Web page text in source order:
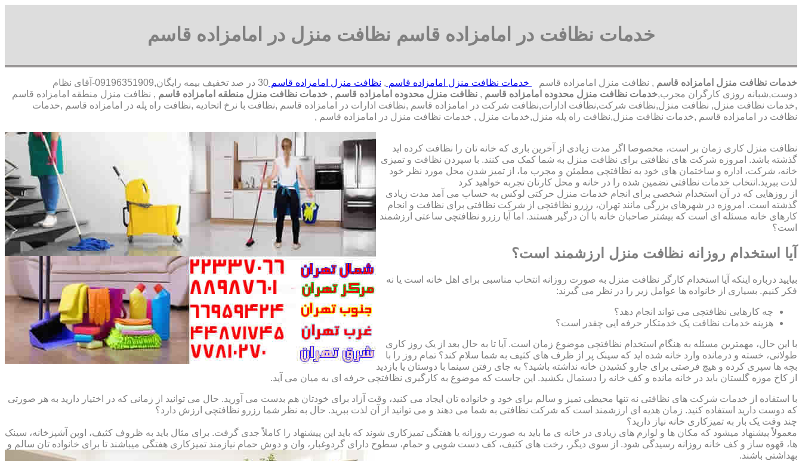
خدمات نظافت در امامزاده قاسم نظافت منزل در امامزاده قاسم
خدمات نظافت منزل امامزاده قاسم , نظافت منزل امامزاده قاسم خدمات نظافت منزل امامزاده قاسم , نظافت منزل امامزاده قاسم
30 در صد تخفیف بیمه رایگان,09196351909-آقای نظام
دوست,شبانه روزی کارگران مجرب,خدمات نظافت منزل محدوده امامزاده قاسم , نظافت منزل محدوده امامزاده قاسم , خدمات نظافت منزل منطقه امامزاده قاسم , نظافت منزل منطقه امامزاده قاسم
,خدمات نظافت منزل, نظافت منزل,نظافت شرکت,نظافت ادارات,نظافت شرکت در امامزاده قاسم ,نظافت ادارات در امامزاده قاسم ,نظافت با نرخ اتحادیه ,نظافت راه پله در امامزاده قاسم ,خدمات
نظافت در امامزاده قاسم ,خدمات نظافت منزل,نظافت راه پله منزل,خدمات منزل , خدمات نظافت منزل در امامزاده قاسم ,
نظافت منزل کاری زمان بر است، مخصوصا اگر مدت زیادی از آخرین باری که خانه تان را نظافت کرده اید
گذشته باشد. امروزه شرکت های نظافتی برای نظافت منزل به شما کمک می کنند. با سپردن نظافت و تمیزی
خانه، شرکت، اداره و ساختمان های خود به نظافتچی مطمئن و مجرب ما، از تمیز شدن محل مورد نظر خود
لذت ببرید.انتخاب خدمات نظافتی تضمین شده را در خانه و محل کارتان تجربه خواهید کرد
از روزهایی که در آن استخدام شخصی برای انجام خدمات منزل حرکتی لوکس به حساب می آمد مدت زیادی
گذشته است. امروزه در شهرهای بزرگی مانند تهران، رزرو نظافتچی از شرکت نظافتی برای نظافت و انجام
کارهای خانه مسئله ای است که بیشتر صاحبان خانه با آن درگیر هستند. اما آیا رزرو نظافتچی ساعتی ارزشمند
است؟
آیا استخدام روزانه نظافت منزل ارزشمند است؟
بیایید درباره اینکه آیا استخدام کارگر نظافت منزل به صورت روزانه انتخاب مناسبی برای اهل خانه است یا نه
فکر کنیم. بسیاری از خانواده ها عوامل زیر را در نظر می گیرند:
چه کارهایی نظافتچی می تواند انجام دهد؟
هزینه خدمات نظافت یک خدمتکار حرفه ایی چقدر است؟
با این حال، مهمترین مسئله به هنگام استخدام نظافتچی موضوع زمان است. آیا تا به حال بعد از یک روز کاری
طولانی، خسته و درمانده وارد خانه شده اید که سینک پر از ظرف های کثیف به شما سلام کند؟ تمام روز را با
بچه ها سپری کرده و هیچ فرصتی برای جارو کشیدن خانه نداشته باشید؟ به جای رفتن سینما با دوستان یا بازدید
از کاخ موزه گلستان باید در خانه مانده و کف خانه را دستمال بکشید. این جاست که موضوع به کارگیری نظافتچی حرفه ای به میان می آید.
با استفاده از خدمات شرکت های نظافتی نه تنها محیطی تمیز و سالم برای خود و خانواده تان ایجاد می کنید، وقت آزاد برای خودتان هم بدست می آورید. حال می توانید از زمانی که در اختیار دارید به هر صورتی
که دوست دارید استفاده کنید. زمان هدیه ای ارزشمند است که شرکت نظافتی به شما می دهند و می توانید از آن لذت ببرید. حال به نظر شما رزرو نظافتچی ارزش دارد؟
چند وقت یک بار به تمیزکاری خانه نیاز دارید؟
معمولاً پیشنهاد میشود که مکان ها و لوازم های زیادی در خانه ی ما باید به صورت روزانه یا هفتگی تمیزکاری شوند که باید این پیشنهاد را کاملاً جدی گرفت. برای مثال باید به ظروف کثیف، اوپن آشپزخانه، سینک
ها، قهوه ساز و کف خانه روزانه رسیدگی شود. از سوی دیگر، رخت های کثیف، کف دست شویی و حمام، سطوح دارای گردوغبار، وان و دوش حمام نیازمند تمیزکاری هفتگی میباشند تا برای خانواده تان سالم و
بهداشتی باشند.